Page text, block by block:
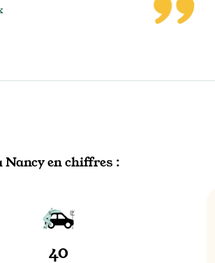
Nancy en chiffres :
40